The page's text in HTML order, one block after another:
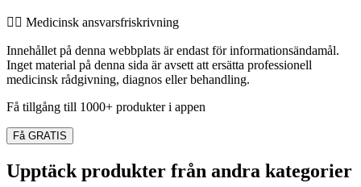
👨‍⚕️️ Medicinsk ansvarsfriskrivning
Innehållet på denna webbplats är endast för informationsändamål.
Inget material på denna sida är avsett att ersätta professionell
medicinsk rådgivning, diagnos eller behandling.
Få tillgång till 1000+ produkter i appen
Få GRATIS
Upptäck produkter från andra kategorier